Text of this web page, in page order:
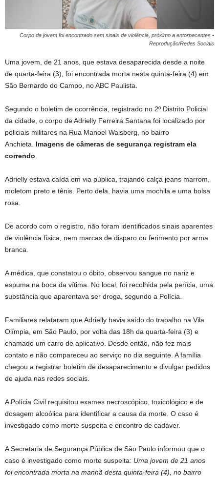
Corpo da jovem foi encontrado sem sinais de violência, próximo a entorpecentes •
Reprodução/Redes Sociais
Uma jovem, de 21 anos, que estava desaparecida desde a noite
de quarta-feira (3), foi encontrada morta nesta quinta-feira (4) em
São Bernardo do Campo, no ABC Paulista.
Segundo o boletim de ocorrência, registrado no 2º Distrito Policial
da cidade, o corpo de Adrielly Ferreira Santana foi localizado por
policiais militares na Rua Manoel Waisberg, no bairro
Anchieta. Imagens de câmeras de segurança registram ela
correndo
Adrielly estava caída em via pública, trajando calça jeans marrom,
moletom preto e tênis. Perto dela, havia uma mochila e uma bolsa
rosa.
De acordo com o registro, não foram identificados sinais aparentes
de violência física, nem marcas de disparo ou ferimento por arma
branca.
A médica, que constatou o óbito, observou sangue no nariz e
espuma na boca da vítima. No local, foi recolhida pela perícia, uma
substância que aparentava ser droga, segundo a Polícia.
Familiares relataram que Adrielly havia saído do trabalho na Vila
Olímpia, em São Paulo, por volta das 18h da quarta-feira (3) e
chamado um carro de aplicativo. Desde então, não fez mais
contato e não compareceu ao serviço no dia seguinte. A família
chegou a registrar boletim de desaparecimento e divulgar pedidos
de ajuda nas redes sociais.
A Polícia Civil requisitou exames necroscópico, toxicológico e de
dosagem alcoólica para identificar a causa da morte. O caso é
investigado como morte suspeita e encontro de cadáver.
A Secretaria de Segurança Pública de São Paulo informou que o
caso é investigado como morte suspeita: Uma jovem de 21 anos
foi encontrada morta na manhã desta quinta-feira (4), no bairro